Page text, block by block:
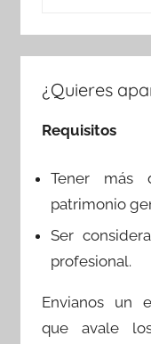
¿Quieres
Requisitos
Tener más
patrimonio
Ser
profesional.
Envianos un
que avale